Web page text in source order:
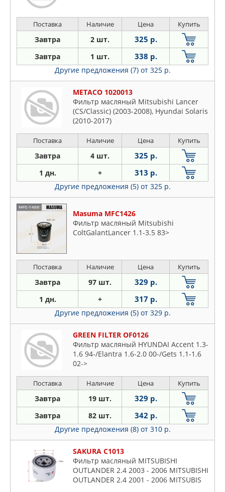
Поставка Наличие Цена Купить
Завтра 2 шт. 325 р.
Завтра 1 шт. 338 р.
Другие предложения (7) от 325 р.
METACO 1020013
Фильтр масляный Mitsubishi Lancer
(CS/Classic) (2003-2008), Hyundai Solaris
(2010-2017)
Поставка Наличие Цена Купить
Завтра 4 шт. 325 р.
1 дн. + 313 р.
Другие предложения (5) от 325 р.
Masuma MFC1426
Фильтр масляный Mitsubishi
ColtGalantLancer 1.1-3.5 83>
Поставка Наличие Цена Купить
Завтра 97 шт. 329 р.
1 дн. + 317 р.
Другие предложения (5) от 329 р.
GREEN FILTER OF0126
Фильтр масляный HYUNDAI Accent 1.3-
1.6 94-/Elantra 1.6-2.0 00-/Gets 1.1-1.6
02->
Поставка Наличие Цена Купить
Завтра 19 шт. 329 р.
Завтра 82 шт. 342 р.
Другие предложения (8) от 310 р.
SAKURA C1013
Фильтр масляный MITSUBISHI
OUTLANDER 2.4 2003 - 2006 MITSUBISHI
OUTLANDER 2.4 2001 - 2006 MITSUBIS